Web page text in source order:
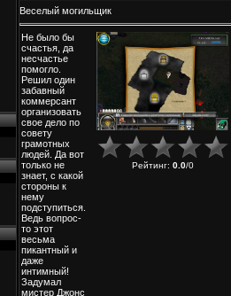
Веселый могильщик
Не было бы
счастья, да
несчастье
помогло.
Решил один
забавный
коммерсант
организовать
свое дело по
совету
грамотных
людей. Да вот
только не
знает, с какой
стороны к
нему
подступиться.
Ведь вопрос-
то этот
весьма
пикантный и
даже
интимный!
Задумал
мистер Джонс
Рейтинг: 0.0/0